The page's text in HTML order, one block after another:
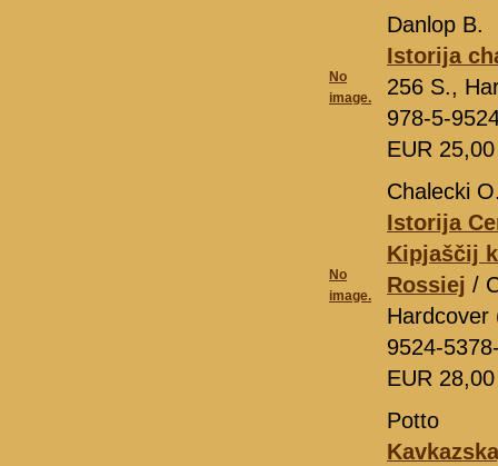
No
image.
Danlop B.
Istorija
256 S.,
978-5-
EUR
No
image.
Chalecki
Istorija
Kipjaščij
Rossiej /
Hardcover
9524-
EUR
Potto